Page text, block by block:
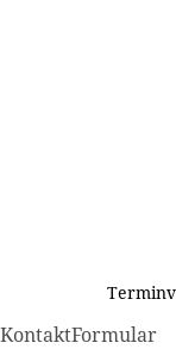
KontaktFormular